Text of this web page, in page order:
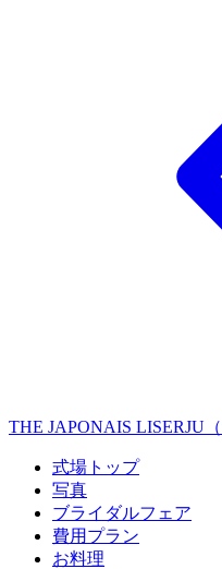
THE JAPONAIS LISERJU
式場トップ
写真
ブライダルフェア
費用プラン
お料理